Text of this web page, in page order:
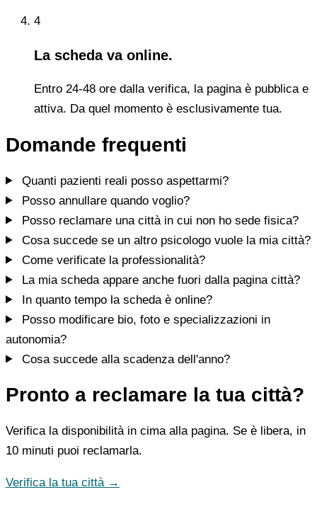
4
La scheda va online.
Entro 24-48 ore dalla verifica, la pagina è pubblica e
attiva. Da quel momento è esclusivamente tua.
Domande frequenti
Quanti pazienti reali posso aspettarmi?
Posso annullare quando voglio?
Posso reclamare una città in cui non ho sede fisica?
Cosa succede se un altro psicologo vuole la mia città?
Come verificate la professionalità?
La mia scheda appare anche fuori dalla pagina città?
In quanto tempo la scheda è online?
Posso modificare bio, foto e specializzazioni in
autonomia?
Cosa succede alla scadenza dell'anno?
Pronto a reclamare la tua città?
Verifica la disponibilità in cima alla pagina. Se è libera, in
10 minuti puoi reclamarla.
Verifica la tua città →